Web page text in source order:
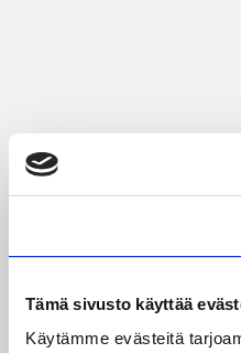
Tämä sivusto käyttää
Käytämme evästeitä